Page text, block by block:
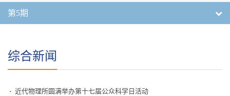
第5期
综合新闻
近代物理所圆满举办第十七届公众科学日活动